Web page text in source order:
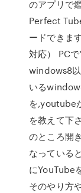
のアプリで
Perfect
ードできま
対応） PC
windows8
いる
を,youtube
を教えて下
のところ開
なっている
にYouTube
そのやり方